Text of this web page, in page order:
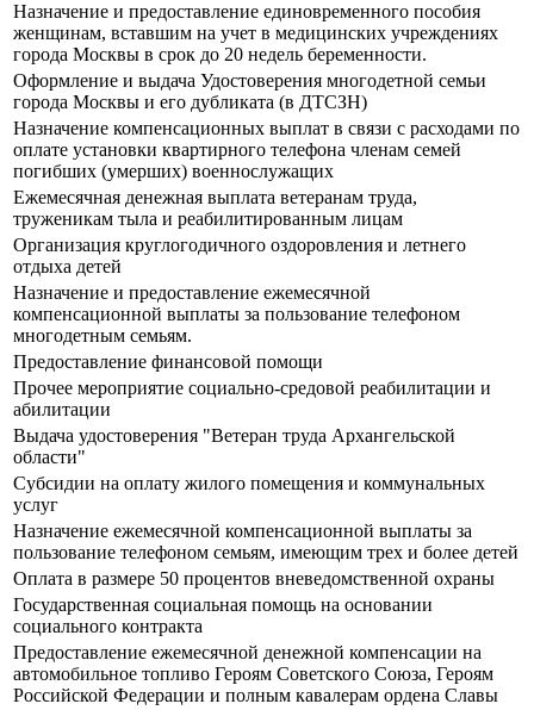
Назначение и предоставление единовременного пособия
женщинам, вставшим на учет в медицинских учреждениях
города Москвы в срок до 20 недель беременности.
Оформление и выдача Удостоверения многодетной семьи
города Москвы и его дубликата (в ДТСЗН)
Назначение компенсационных выплат в связи с расходами по
оплате установки квартирного телефона членам семей
погибших (умерших) военнослужащих
Ежемесячная денежная выплата ветеранам труда,
труженикам тыла и реабилитированным лицам
Организация круглогодичного оздоровления и летнего
отдыха детей
Назначение и предоставление ежемесячной
компенсационной выплаты за пользование телефоном
многодетным семьям.
Предоставление финансовой помощи
Прочее мероприятие социально-средовой реабилитации и
абилитации
Выдача удостоверения "Ветеран труда Архангельской
области"
Субсидии на оплату жилого помещения и коммунальных
услуг
Назначение ежемесячной компенсационной выплаты за
пользование телефоном семьям, имеющим трех и более детей
Оплата в размере 50 процентов вневедомственной охраны
Государственная социальная помощь на основании
социального контракта
Предоставление ежемесячной денежной компенсации на
автомобильное топливо Героям Советского Союза, Героям
Российской Федерации и полным кавалерам ордена Славы